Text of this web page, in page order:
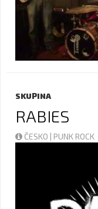
SKUPINA
RABIES
ČESKO | PUNK ROCK